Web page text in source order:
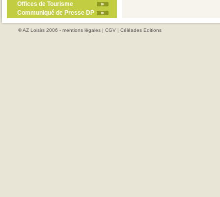
Offices de Tourisme
Communiqué de Presse DP
© AZ Loisirs 2006 - mentions légales | CGV | Céléades Editions